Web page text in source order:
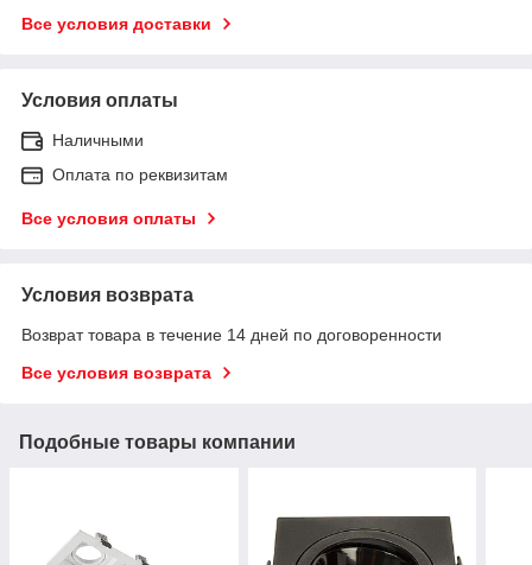
Все условия доставки
Условия оплаты
Наличными
Оплата по реквизитам
Все условия оплаты
Условия возврата
Возврат товара в течение 14 дней по договоренности
Все условия возврата
Подобные товары компании